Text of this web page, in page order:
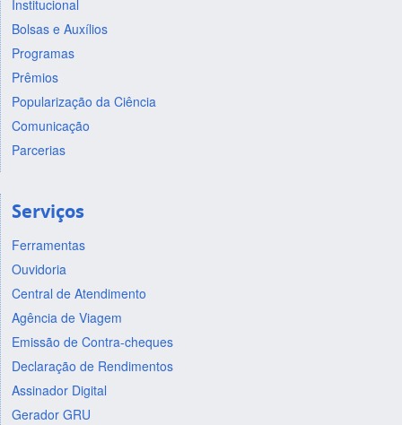
Institucional
Bolsas e Auxílios
Programas
Prêmios
Popularização da Ciência
Comunicação
Parcerias
Serviços
Ferramentas
Ouvidoria
Central de Atendimento
Agência de Viagem
Emissão de Contra-cheques
Declaração de Rendimentos
Assinador Digital
Gerador GRU